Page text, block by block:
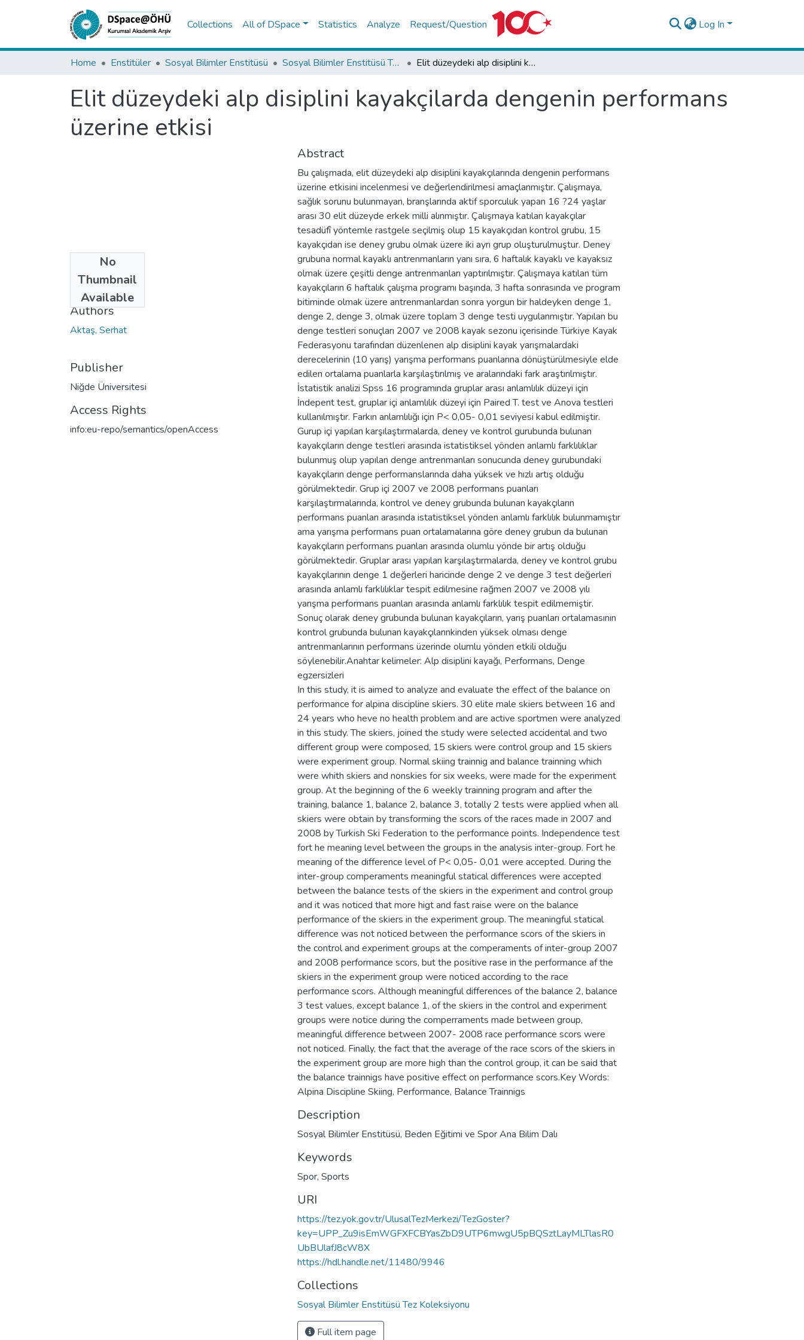
Collections All of DSpace Statistics Analyze Request/Question Log In
Home Enstitüler Sosyal Bilimler Enstitüsü Sosyal Bilimler Enstitüsü Tez Koleksiyonu Elit düzeydeki alp disiplini kayakçilarda dengenin performans üzerine etkisi
Elit düzeydeki alp disiplini kayakçilarda dengenin performans
üzerine etkisi
No
Thumbnail
Available
2009
Authors
Aktaş, Serhat
Publisher
Niğde Üniversitesi
Access Rights
info:eu-repo/semantics/openAccess
Abstract
Bu çalışmada, elit düzeydeki alp disiplini kayakçılarında dengenin performans
üzerine etkisini incelenmesi ve değerlendirilmesi amaçlanmıştır. Çalışmaya,
sağlık sorunu bulunmayan, branşlarında aktif sporculuk yapan 16 ?24 yaşlar
arası 30 elit düzeyde erkek milli alınmıştır. Çalışmaya katılan kayakçılar
tesadüfî yöntemle rastgele seçilmiş olup 15 kayakçıdan kontrol grubu, 15
kayakçıdan ise deney grubu olmak üzere iki ayrı grup oluşturulmuştur. Deney
grubuna normal kayaklı antrenmanların yanı sıra, 6 haftalık kayaklı ve kayaksız
olmak üzere çeşitli denge antrenmanları yaptırılmıştır. Çalışmaya katılan tüm
kayakçıların 6 haftalık çalışma programı başında, 3 hafta sonrasında ve program
bitiminde olmak üzere antrenmanlardan sonra yorgun bir haldeyken denge 1,
denge 2, denge 3, olmak üzere toplam 3 denge testi uygulanmıştır. Yapılan bu
denge testleri sonuçları 2007 ve 2008 kayak sezonu içerisinde Türkiye Kayak
Federasyonu tarafından düzenlenen alp disiplini kayak yarışmalardaki
derecelerinin (10 yarış) yarışma performans puanlarına dönüştürülmesiyle elde
edilen ortalama puanlarla karşılaştırılmış ve aralarındaki fark araştırılmıştır.
İstatistik analizi Spss 16 programında gruplar arası anlamlılık düzeyi için
İndepent test, gruplar içi anlamlılık düzeyi için Paired T. test ve Anova testleri
kullanılmıştır. Farkın anlamlılığı için P< 0,05- 0,01 seviyesi kabul edilmiştir.
Gurup içi yapılan karşılaştırmalarda, deney ve kontrol gurubunda bulunan
kayakçıların denge testleri arasında istatistiksel yönden anlamlı farklılıklar
bulunmuş olup yapılan denge antrenmanları sonucunda deney gurubundaki
kayakçıların denge performanslarında daha yüksek ve hızlı artış olduğu
görülmektedir. Grup içi 2007 ve 2008 performans puanları
karşılaştırmalarında, kontrol ve deney grubunda bulunan kayakçıların
performans puanları arasında istatistiksel yönden anlamlı farklılık bulunmamıştır
ama yarışma performans puan ortalamalarına göre deney grubun da bulunan
kayakçıların performans puanları arasında olumlu yönde bir artış olduğu
görülmektedir. Gruplar arası yapılan karşılaştırmalarda, deney ve kontrol grubu
kayakçılarının denge 1 değerleri haricinde denge 2 ve denge 3 test değerleri
arasında anlamlı farklılıklar tespit edilmesine rağmen 2007 ve 2008 yılı
yarışma performans puanları arasında anlamlı farklılık tespit edilmemiştir.
Sonuç olarak deney grubunda bulunan kayakçıların, yarış puanları ortalamasının
kontrol grubunda bulunan kayakçılarınkinden yüksek olması denge
antrenmanlarının performans üzerinde olumlu yönden etkili olduğu
söylenebilir.Anahtar kelimeler: Alp disiplini kayağı, Performans, Denge
egzersizleri
In this study, it is aimed to analyze and evaluate the effect of the balance on
performance for alpina discipline skiers. 30 elite male skiers between 16 and
24 years who heve no health problem and are active sportmen were analyzed
in this study. The skiers, joined the study were selected accidental and two
different group were composed, 15 skiers were control group and 15 skiers
were experiment group. Normal skiing trainnig and balance trainning which
were whith skiers and nonskies for six weeks, were made for the experiment
group. At the beginning of the 6 weekly trainning program and after the
training, balance 1, balance 2, balance 3, totally 2 tests were applied when all
skiers were obtain by transforming the scors of the races made in 2007 and
2008 by Turkish Ski Federation to the performance points. Independence test
fort he meaning level between the groups in the analysis inter-group. Fort he
meaning of the difference level of P< 0,05- 0,01 were accepted. During the
inter-group comperaments meaningful statical differences were accepted
between the balance tests of the skiers in the experiment and control group
and it was noticed that more higt and fast raise were on the balance
performance of the skiers in the experiment group. The meaningful statical
difference was not noticed between the performance scors of the skiers in
the control and experiment groups at the comperaments of inter-group 2007
and 2008 performance scors, but the positive rase in the performance af the
skiers in the experiment group were noticed according to the race
performance scors. Although meaningful differences of the balance 2, balance
3 test values, except balance 1, of the skiers in the control and experiment
groups were notice during the comperraments made between group,
meaningful difference between 2007- 2008 race performance scors were
not noticed. Finally, the fact that the average of the race scors of the skiers in
the experiment group are more high than the control group, it can be said that
the balance trainnigs have positive effect on performance scors.Key Words:
Alpina Discipline Skiing, Performance, Balance Trainnigs
Description
Sosyal Bilimler Enstitüsü, Beden Eğitimi ve Spor Ana Bilim Dalı
Keywords
Spor, Sports
URI
https://tez.yok.gov.tr/UlusalTezMerkezi/TezGoster?
key=UPP_Zu9isEmWGFXFCBYasZbD9UTP6mwgU5pBQSztLayMLTlasR0
UbBUlafJ8cW8X
https://hdl.handle.net/11480/9946
Collections
Sosyal Bilimler Enstitüsü Tez Koleksiyonu
Full item page